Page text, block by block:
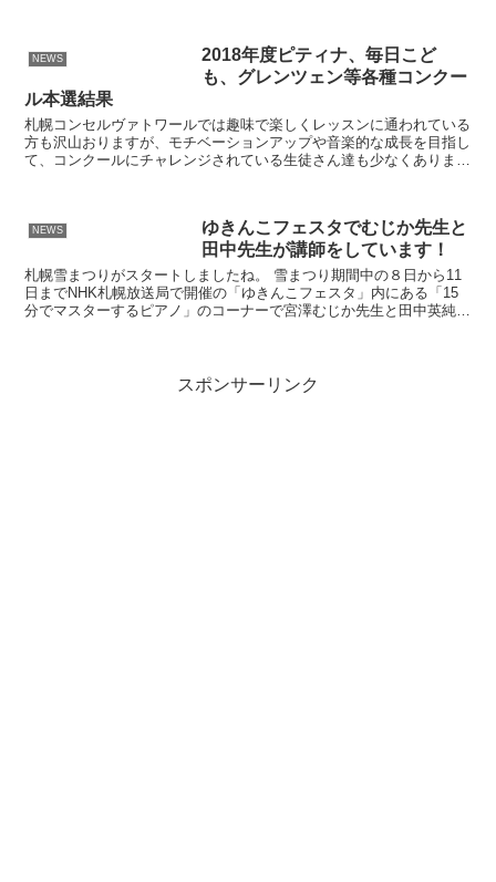
NEWS
2018年度ピティナ、毎日こど
も、グレンツェン等各種コンクー
ル本選結果
札幌コンセルヴァトワールでは趣味で楽しくレッスンに通われている
方も沢山おりますが、モチベーションアップや音楽的な成長を目指し
て、コンクールにチャレンジされている生徒さん達も少なくありませ
NEWS
ゆきんこフェスタでむじか先生と
田中先生が講師をしています！
札幌雪まつりがスタートしましたね。 雪まつり期間中の８日から11
日までNHK札幌放送局で開催の「ゆきんこフェスタ」内にある「15
分でマスターするピアノ」のコーナーで宮澤むじか先生と田中英純先
スポンサーリンク